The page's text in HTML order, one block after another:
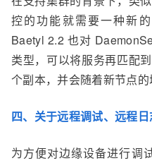
控的功能就需要一种新
Baetyl 2.2 也对
类型，可以将服务再匹配
个副本，并会随着新节点的
四、关于远程调试、远程
为方便对边缘设备进行调